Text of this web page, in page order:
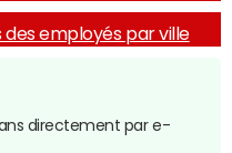
des employés par ville
directement par e-